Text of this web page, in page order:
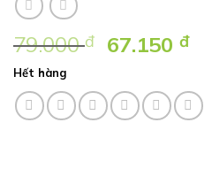
79.000đ
Giá
là:
79.000 ₫.
67.150đGiá
tại
là:
Hết hàng